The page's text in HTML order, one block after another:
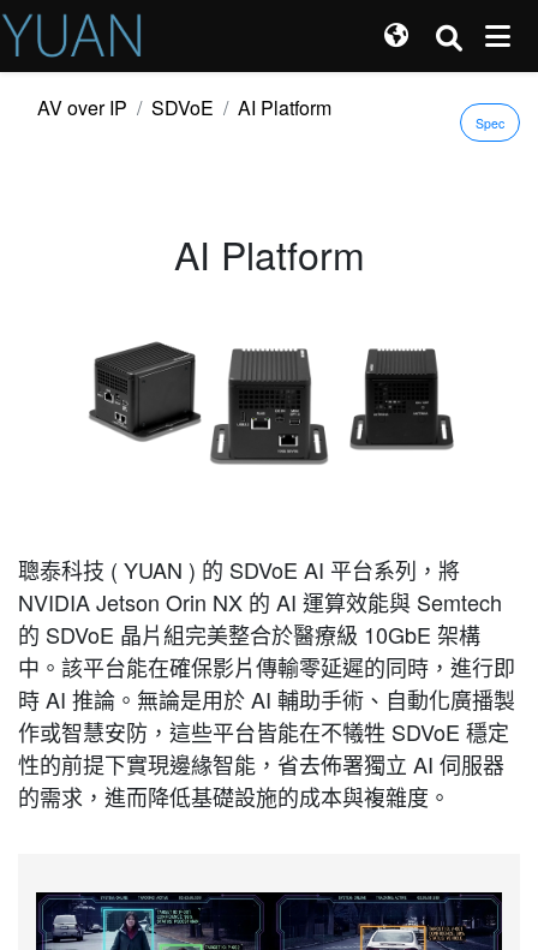
AV over IP SDVoE AI Platform
Spec
AI Platform
聰泰科技 ( YUAN ) 的 SDVoE AI 平台系列，將
NVIDIA Jetson Orin NX 的 AI 運算效能與 Semtech
的 SDVoE 晶片組完美整合於醫療級 10GbE 架構
中。該平台能在確保影片傳輸零延遲的同時，進行即
時 AI 推論。無論是用於 AI 輔助手術、自動化廣播製
作或智慧安防，這些平台皆能在不犧牲 SDVoE 穩定
性的前提下實現邊緣智能，省去佈署獨立 AI 伺服器
的需求，進而降低基礎設施的成本與複雜度。